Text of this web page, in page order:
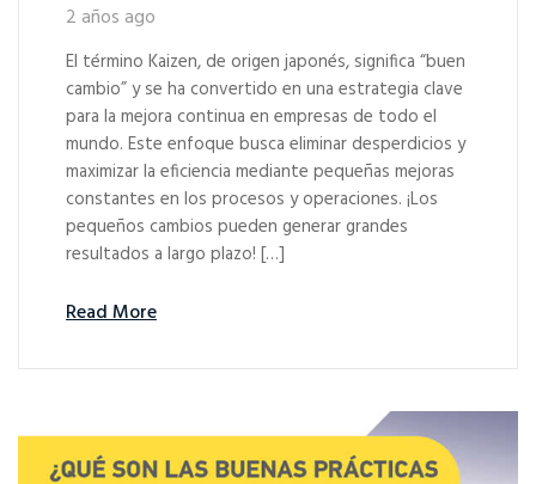
2 años ago
El término Kaizen, de origen japonés, significa “buen
cambio” y se ha convertido en una estrategia clave
para la mejora continua en empresas de todo el
mundo. Este enfoque busca eliminar desperdicios y
maximizar la eficiencia mediante pequeñas mejoras
constantes en los procesos y operaciones. ¡Los
pequeños cambios pueden generar grandes
resultados a largo plazo! […]
Read More